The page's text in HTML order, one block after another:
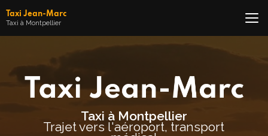
au
contenu
Taxi Jean-Marc
Taxi à Montpellier
Taxi à Montpellier
Trajet vers l'aéroport, transport